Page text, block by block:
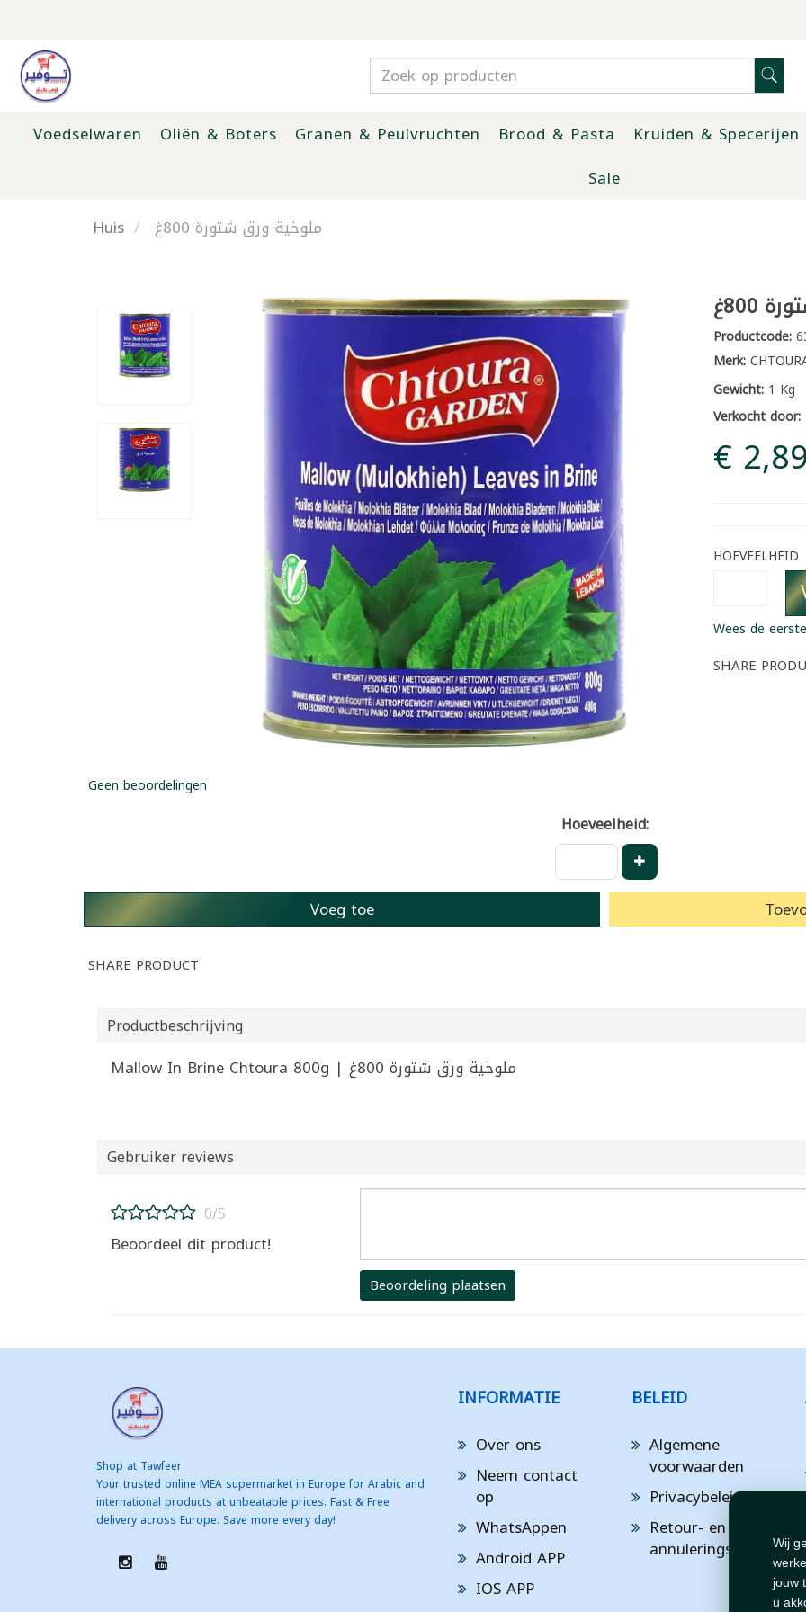
Wij
jouw
u
Voedselwaren Oliën & Boters Granen & Peulvruchten Brood & Pasta Kruiden & Specerijen
Sale
Huis
ملوخية ورق شتورة 800غ
Productcode:
Merk:
Gewicht:1 Kg
Verkocht door:
€ 2,89
HOEVEELHEID
Wees de
SHARE
Geen beoordelingen
Hoeveelheid:
Voeg toe
SHARE PRODUCT
Productbeschrijving
Mallow In Brine Chtoura 800g | ملوخية ورق شتورة 800غ
Gebruiker reviews
0/5
Beoordeel dit product!
Beoordeling plaatsen
Shop at Tawfeer
Your trusted online MEA supermarket in Europe for Arabic and
international products at unbeatable prices. Fast & Free
delivery across Europe. Save more every day!
INFORMATIE
Over ons
Neem contact
op
WhatsAppen
Android APP
IOS APP
BELEID
Algemene
voorwaarden
Privacybeleid
Retour- en
annuleringsbeleid